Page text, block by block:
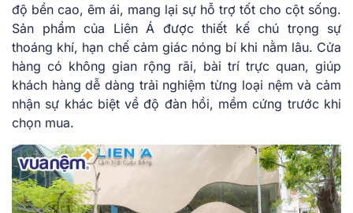
độ bền cao, êm ái, mang lại sự hỗ trợ tốt cho cột sống.
Sản phẩm của Liên Á được thiết kế chú trọng sự
thoáng khí, hạn chế cảm giác nóng bí khi nằm lâu. Cửa
hàng có không gian rộng rãi, bài trí trực quan, giúp
khách hàng dễ dàng trải nghiệm từng loại nệm và cảm
nhận sự khác biệt về độ đàn hồi, mềm cứng trước khi
chọn mua.